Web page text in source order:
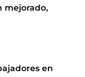
mejorado,
en